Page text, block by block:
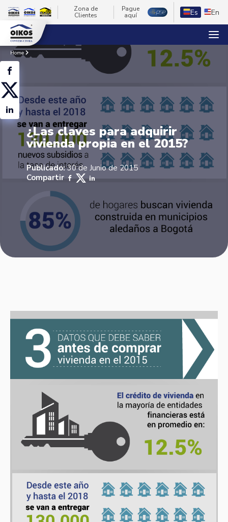
Zona de
Clientes
Pague
aquí
Es En
Home
¿Las claves para adquirir
vivienda propia en el 2015?
Publicado:30 de Junio de 2015
Compartir